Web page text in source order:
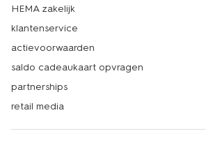
HEMA zakelijk
klantenservice
actievoorwaarden
saldo cadeaukaart opvragen
partnerships
retail media